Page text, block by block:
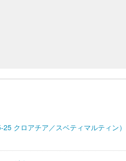
クロアチア／スベティマルティン）